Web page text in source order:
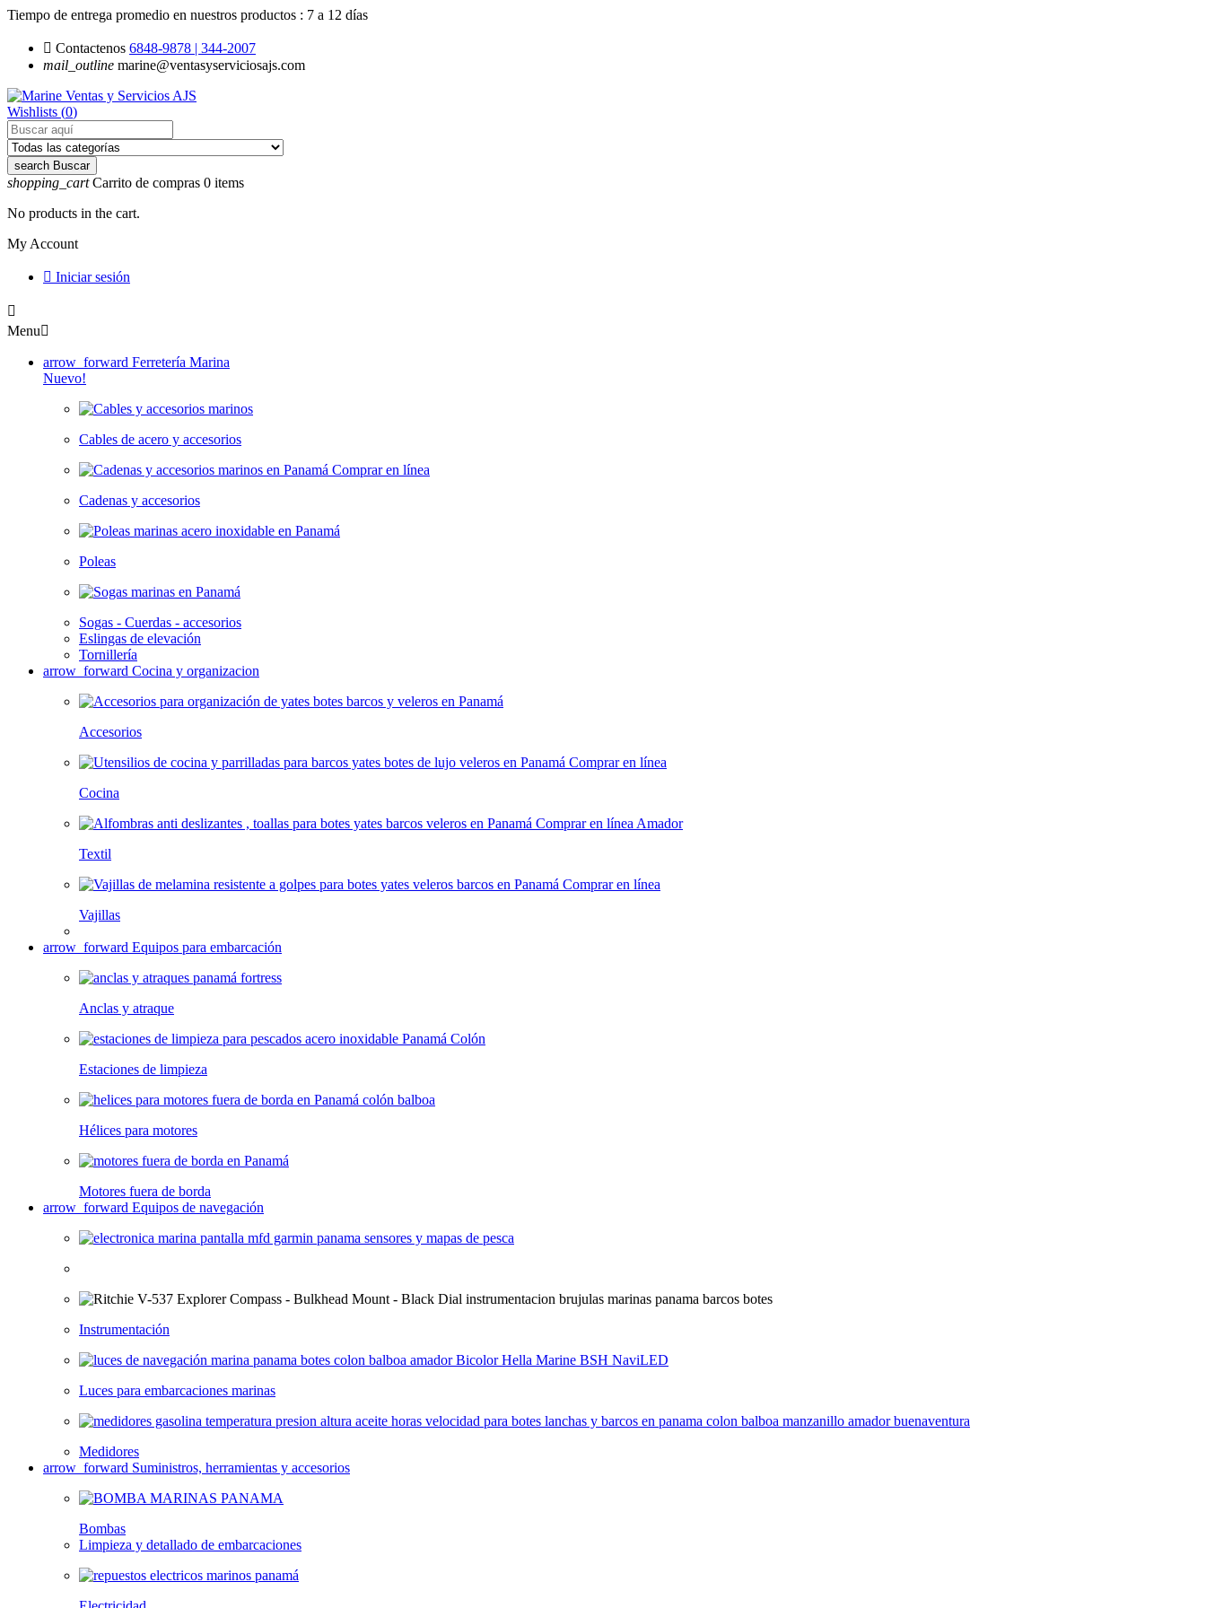
Tiempo de entrega promedio en nuestros productos : 7 a 12 días
 Contactenos 6848-9878 | 344-2007
mail_outline marine@ventasyserviciosajs.com
Wishlists (0)
search Buscar
shopping_cart Carrito de compras 0 items
No products in the cart.
My Account
 Iniciar sesión

Menu
arrow_forward Ferretería Marina
Nuevo!
Cables de acero y accesorios
Cadenas y accesorios
Poleas
Sogas - Cuerdas - accesorios
Eslingas de elevación
Tornillería
arrow_forward Cocina y organizacion
Accesorios
Cocina
Textil
Vajillas
arrow_forward Equipos para embarcación
Anclas y atraque
Estaciones de limpieza
Hélices para motores
Motores fuera de borda
arrow_forward Equipos de navegación
Instrumentación
Luces para embarcaciones marinas
Medidores
arrow_forward Suministros, herramientas y accesorios
Bombas
Limpieza y detallado de embarcaciones